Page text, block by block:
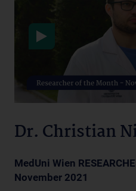
Datenschutzerklärung
Dr. Christian
MedUni Wien
November 2021